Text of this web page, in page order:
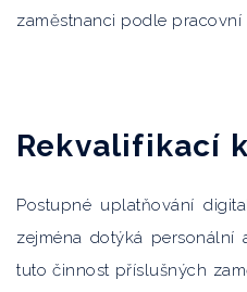
zaměstnanci podle pracovní
Rekvalifikací
Postupné uplatňování
zejména dotýká personální
tuto činnost příslušných